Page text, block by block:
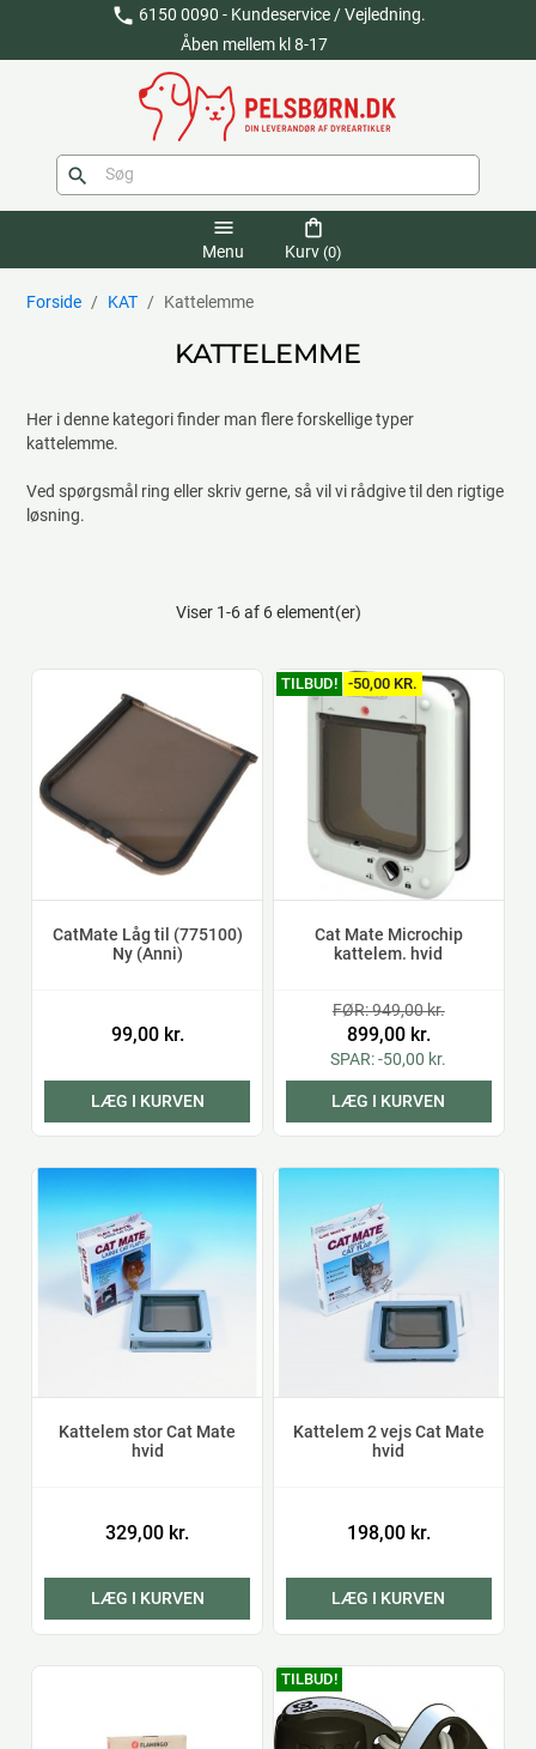
phone 6150 0090 - Kundeservice / Vejledning.
Åben mellem kl 8-17
search
menu
Menu
shopping_bag
Kurv (0)
Forside KAT Kattelemme
KATTELEMME
Her i denne kategori finder man flere forskellige typer
kattelemme.
Ved spørgsmål ring eller skriv gerne, så vil vi rådgive til den rigtige
løsning.
Viser 1-6 af 6 element(er)
CatMate Låg til (775100)
Ny (Anni)
99,00 kr.
LÆG I KURVEN
Cat Mate Microchip
kattelem. hvid
FØR: 949,00 kr.
899,00 kr.
SPAR: -50,00 kr.
LÆG I KURVEN
TILBUD! -50,00 KR.
Kattelem stor Cat Mate
hvid
329,00 kr.
LÆG I KURVEN
Kattelem 2 vejs Cat Mate
hvid
198,00 kr.
LÆG I KURVEN
TILBUD!